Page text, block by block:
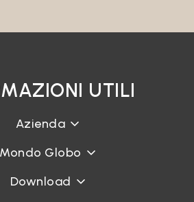
UTILI
Azienda
Mondo Globo
Download